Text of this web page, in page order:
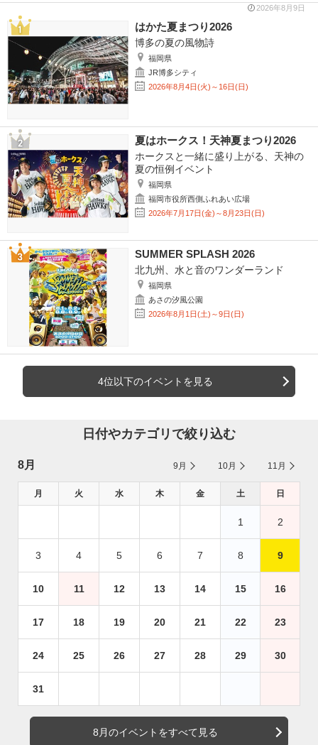
2026年8月9日
はかた夏まつり2026
博多の夏の風物詩
福岡県
JR博多シティ
2026年8月4日(火)～16日(日)
夏はホークス！天神夏まつり2026
ホークスと一緒に盛り上がる、天神の
夏の恒例イベント
福岡県
福岡市役所西側ふれあい広場
2026年7月17日(金)～8月23日(日)
SUMMER SPLASH 2026
北九州、水と音のワンダーランド
福岡県
あさの汐風公園
2026年8月1日(土)～9日(日)
4位以下のイベントを見る
日付やカテゴリで絞り込む
8月 9月 10月 11月
月 火 水 木 金 土 日
1 2
3 4 5 6 7 8 9
10 11 12 13 14 15 16
17 18 19 20 21 22 23
24 25 26 27 28 29 30
31
8月のイベントをすべて見る